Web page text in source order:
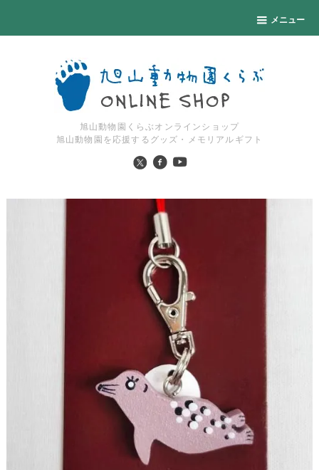
メニュー
旭山動物園くらぶオンラインショップ
旭山動物園を応援するグッズ・メモリアルギフト